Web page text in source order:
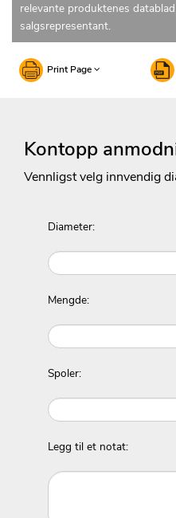
relevante produktenes
salgsrepresentant.
Print Page
Kontopp
Vennligst velg innvendig
Diameter:
Mengde:
Spoler:
Legg til et notat: